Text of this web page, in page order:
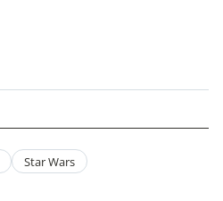
Star Wars